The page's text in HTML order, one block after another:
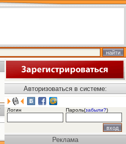
Авторизоваться в системе:
Логин Пароль(забыли?)
Реклама